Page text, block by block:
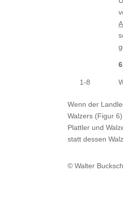
1-8
Wenn der
Walzers (Figur
Plattler und
statt dessen
© Walter